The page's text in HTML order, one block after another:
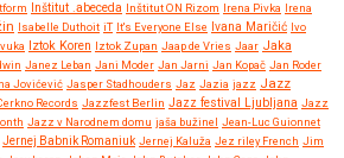
Inštitut .abeceda Inštitut ON Rizom Irena Pivka Irena
Isabelle Duthoit iT It's Everyone Else Ivana Maričić Ivo
Iztok Koren Iztok Zupan Jaap de Vries Jaar Jaka
Janez Leban Jani Moder Jan Jarni Jan Kopač Jan Roder
Jovićević Jasper Stadhouders Jaz Jazia jazz Jazz
Records Jazzfest Berlin Jazz festival Ljubljana Jazz
Jazz v Narodnem domu jaša bužinel Jean-Luc Guionnet
Jernej Babnik Romaniuk Jernej Kaluža Jez riley French Jim